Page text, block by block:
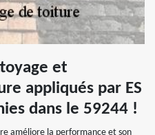
et
appliqués par ES
dans le 59244 !
améliore la performance et son